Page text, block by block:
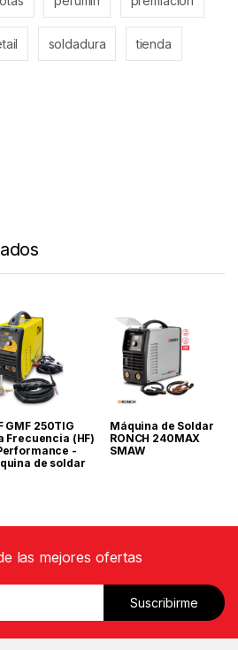
soldadura tienda
GMF 250TIG
Frecuencia (HF)
-
de soldar
Máquina de Soldar
RONCH 240MAX
SMAW
las mejores ofertas
Suscribirme